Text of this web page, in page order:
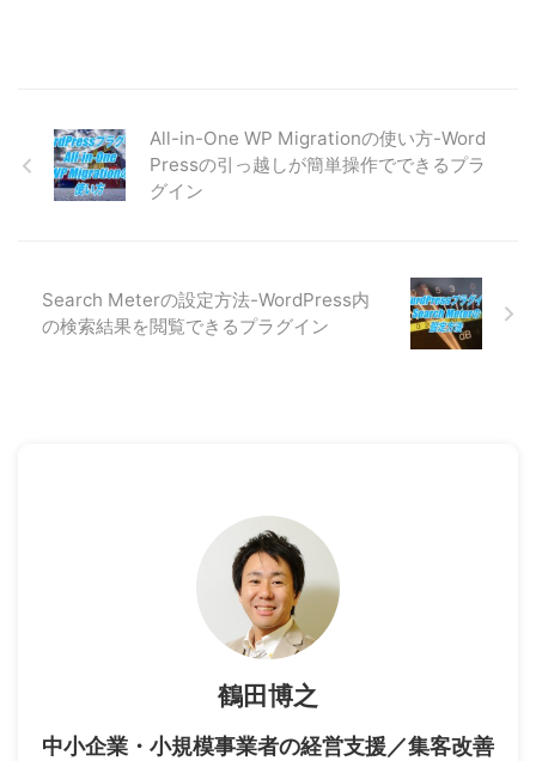
All-in-One WP Migrationの使い方-Word
Pressの引っ越しが簡単操作でできるプラ
グイン
Search Meterの設定方法-WordPress内
の検索結果を閲覧できるプラグイン
鶴田博之
中小企業・小規模事業者の経営支援／集客改善